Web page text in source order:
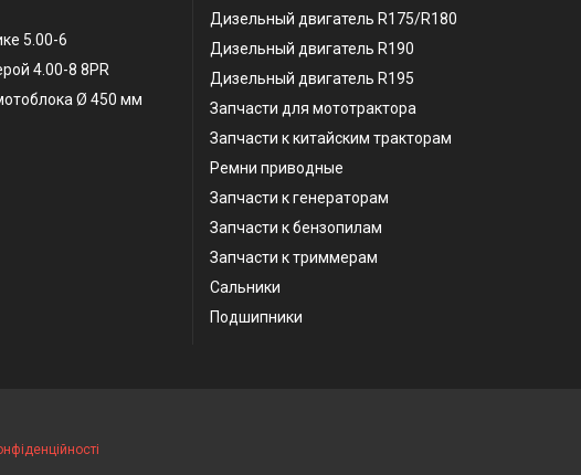
5.00-6
4.00-8 8PR
Ø 450 мм
Дизельный двигатель R175/R180
Дизельный двигатель R190
Дизельный двигатель R195
Запчасти для мототрактора
Запчасти к китайским тракторам
Ремни приводные
Запчасти к генераторам
Запчасти к бензопилам
Запчасти к триммерам
Сальники
Подшипники